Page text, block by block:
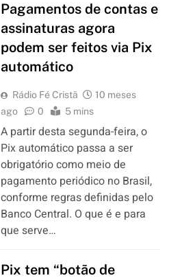
Pagamentos de contas e
assinaturas agora
podem ser feitos via Pix
automático
Rádio Fé Cristã
10 meses
ago
0 5 mins
A partir desta segunda-feira, o
Pix automático passa a ser
obrigatório como meio de
pagamento periódico no Brasil,
conforme regras definidas pelo
Banco Central. O que é e para
que serve…
Pix tem “botão de